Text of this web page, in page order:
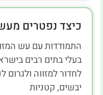
כיצד נפטרים
התמודדות עם עש
בעלי בתים רבים
לחדור למזווה ולגרום
יבשים, קטניות